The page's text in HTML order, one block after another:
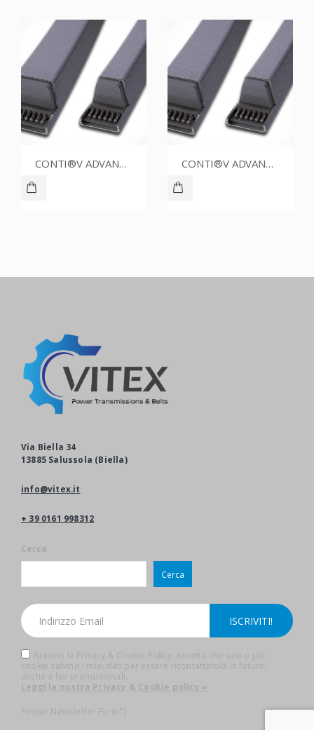
CONTI®V ADVANCE SPZ1762CR CONTI®V ADVANCE SPZ1637CR
Via Biella 34
13885 Salussola (Biella)
info@vitex.it
+ 39 0161 998312
Cerca
Cerca
Accetto la Privacy & Cookie Policy. Accetto che uno o più
cookie salvino i miei dati per essere ricontattato/a in futuro,
anche a fini promozionali.
Leggi la nostra Privacy & Cookie policy »
Footer Newsletter Form"]